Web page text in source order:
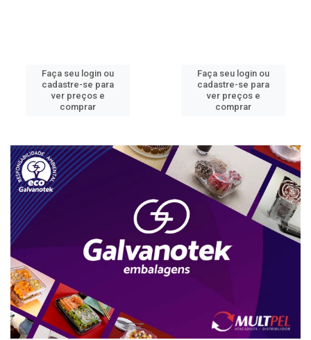
Faça seu login ou
cadastre-se para
ver preços e
comprar
Faça seu login ou
cadastre-se para
ver preços e
comprar